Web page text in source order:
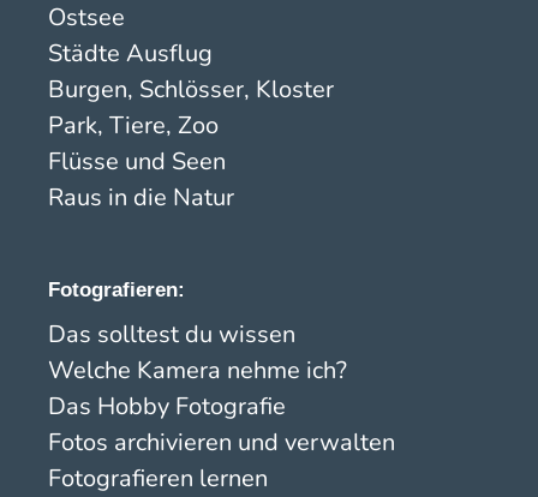
Ostsee
Städte Ausflug
Burgen, Schlösser, Kloster
Park, Tiere, Zoo
Flüsse und Seen
Raus in die Natur
Fotografieren:
Das solltest du wissen
Welche Kamera nehme ich?
Das Hobby Fotografie
Fotos archivieren und verwalten
Fotografieren lernen